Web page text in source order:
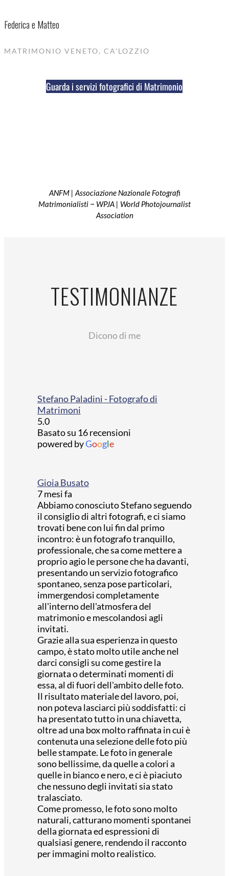
Federica e Matteo
MATRIMONIO VENETO, CA'LOZZIO
Guarda i servizi fotografici di Matrimonio
ANFM | Associazione Nazionale Fotografi
Matrimonialisti – WPJA | World Photojournalist
Association
TESTIMONIANZE
Dicono di me
Stefano Paladini - Fotografo di
Matrimoni
5.0
Basato su 16 recensioni
powered byGoogle
Gioia Busato
7 mesi fa
Abbiamo conosciuto Stefano seguendo
il consiglio di altri fotografi, e ci siamo
trovati bene con lui fin dal primo
incontro: è un fotografo tranquillo,
professionale, che sa come mettere a
proprio agio le persone che ha davanti,
presentando un servizio fotografico
spontaneo, senza pose particolari,
immergendosi completamente
all'interno dell'atmosfera del
matrimonio e mescolandosi agli
invitati.
Grazie alla sua esperienza in questo
campo, è stato molto utile anche nel
darci consigli su come gestire la
giornata o determinati momenti di
essa, al di fuori dell'ambito delle foto.
Il risultato materiale del lavoro, poi,
non poteva lasciarci più soddisfatti: ci
ha presentato tutto in una chiavetta,
oltre ad una box molto raffinata in cui è
contenuta una selezione delle foto più
belle stampate. Le foto in generale
sono bellissime, da quelle a colori a
quelle in bianco e nero, e ci è piaciuto
che nessuno degli invitati sia stato
tralasciato.
Come promesso, le foto sono molto
naturali, catturano momenti spontanei
della giornata ed espressioni di
qualsiasi genere, rendendo il racconto
per immagini molto realistico.